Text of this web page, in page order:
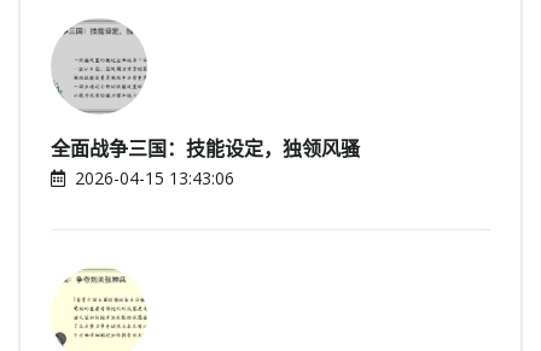
全面战争三国：技能设定，独领风骚
2026-04-15 13:43:06